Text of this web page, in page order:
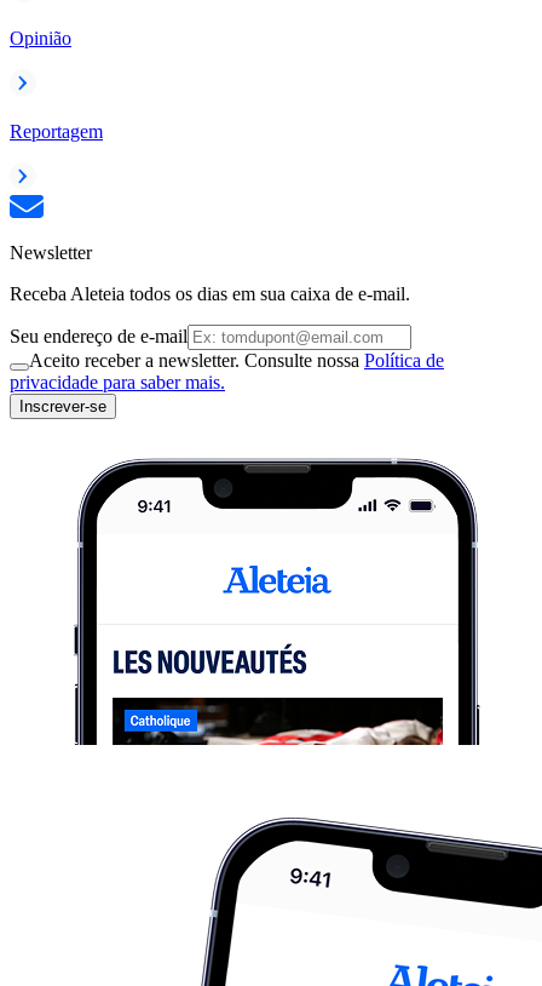
Opinião
Reportagem
Newsletter
Receba Aleteia todos os dias em sua caixa de e-mail.
Seu endereço de e-mail
Aceito receber a newsletter. Consulte nossa Política de
privacidade para saber mais.
Inscrever-se